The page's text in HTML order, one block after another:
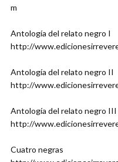
m
Antología del relato negro I
http://
Antología del relato negro II
http://
Antología del relato negro III
http://
Cuatro negras